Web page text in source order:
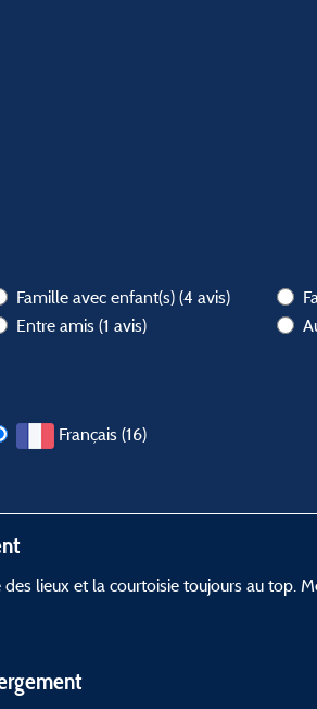
Famille avec enfant(s)(4 avis)
Entre amis(1 avis)
Français (16)
lieux et la courtoisie toujours au top.